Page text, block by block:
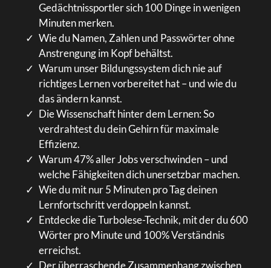
Gedächtnissportler sich 100 Dinge in wenigen
Minuten merken.
Wie du Namen, Zahlen und Passwörter ohne
Anstrengung im Kopf behältst.
Warum unser Bildungssystem dich nie auf
richtiges Lernen vorbereitet hat – und wie du
das ändern kannst.
Die Wissenschaft hinter dem Lernen: So
verdrahtest du dein Gehirn für maximale
Effizienz.
Warum 47% aller Jobs verschwinden – und
welche Fähigkeiten dich unersetzbar machen.
Wie du mit nur 5 Minuten pro Tag deinen
Lernfortschritt verdoppeln kannst.
Entdecke die Turbolese-Technik, mit der du 600
Wörter pro Minute und 100% Verständnis
erreichst.